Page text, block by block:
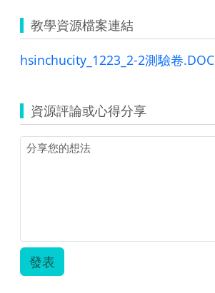
教學資源檔案連結
hsinchucity_1223_2-2測驗卷.DOC
資源評論或心得分享
發表